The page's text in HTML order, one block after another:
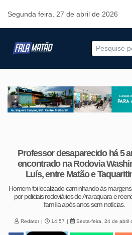
Segunda feira, 27 de abril de 2026
Professor desaparecido há 5
encontrado na Rodovia
Luís, entre Matão e
Homem foi localizado caminhando às
por policiais rodoviários de Araraquara e
família após anos sem notícias.
Redator 14:57 Sexta-feira, 24 de abril